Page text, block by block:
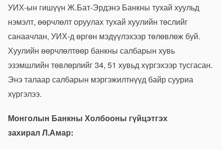
УИХ-ын гишүүн Ж.Бат-Эрдэнэ Банкны тухай хуульд
нэмэлт, өөрчлөлт оруулах тухай хуулийн төслийг
санаачлан, УИХ-д өргөн мэдүүлэхээр төлөвлөж буй.
Хуулийн өөрчлөлтөөр банкны салбарын хувь
эзэмшлийн төвлөрлийг 34, 51 хувьд хүргэхээр тусгасан.
Энэ талаар салбарын мэргэжилтнүүд байр сууриа
хүргэлээ.
Монголын Банкны Холбооны гүйцэтгэх
захирал Л.Амар: